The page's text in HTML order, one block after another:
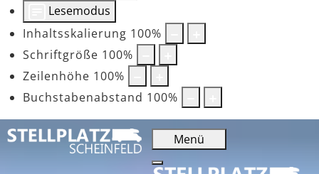
Lesemodus
Inhaltsskalierung 100%
Schriftgröße 100%
Zeilenhöhe 100%
Buchstabenabstand 100%
Menü